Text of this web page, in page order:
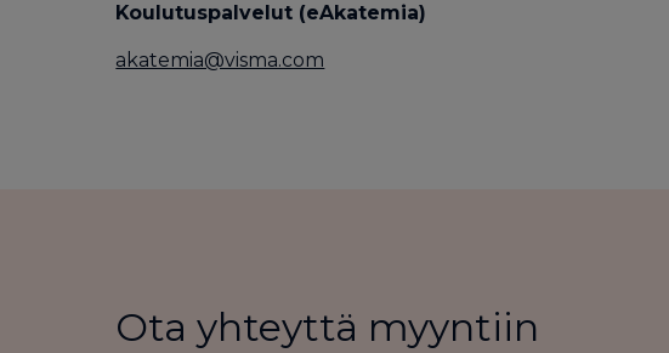
Koulutuspalvelut (eAkatemia)
akatemia@visma.com
Ota yhteyttä myyntiin